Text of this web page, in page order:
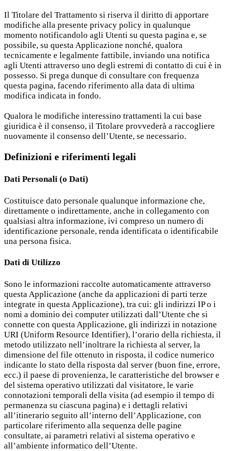
Il Titolare del Trattamento si riserva il diritto di apportare
modifiche alla presente privacy policy in qualunque
momento notificandolo agli Utenti su questa pagina e, se
possibile, su questa Applicazione nonché, qualora
tecnicamente e legalmente fattibile, inviando una notifica
agli Utenti attraverso uno degli estremi di contatto di cui è in
possesso. Si prega dunque di consultare con frequenza
questa pagina, facendo riferimento alla data di ultima
modifica indicata in fondo.
Qualora le modifiche interessino trattamenti la cui base
giuridica è il consenso, il Titolare provvederà a raccogliere
nuovamente il consenso dell’Utente, se necessario.
Definizioni e riferimenti legali
Dati Personali (o Dati)
Costituisce dato personale qualunque informazione che,
direttamente o indirettamente, anche in collegamento con
qualsiasi altra informazione, ivi compreso un numero di
identificazione personale, renda identificata o identificabile
una persona fisica.
Dati di Utilizzo
Sono le informazioni raccolte automaticamente attraverso
questa Applicazione (anche da applicazioni di parti terze
integrate in questa Applicazione), tra cui: gli indirizzi IP o i
nomi a dominio dei computer utilizzati dall’Utente che si
connette con questa Applicazione, gli indirizzi in notazione
URI (Uniform Resource Identifier), l’orario della richiesta, il
metodo utilizzato nell’inoltrare la richiesta al server, la
dimensione del file ottenuto in risposta, il codice numerico
indicante lo stato della risposta dal server (buon fine, errore,
ecc.) il paese di provenienza, le caratteristiche del browser e
del sistema operativo utilizzati dal visitatore, le varie
connotazioni temporali della visita (ad esempio il tempo di
permanenza su ciascuna pagina) e i dettagli relativi
all’itinerario seguito all’interno dell’Applicazione, con
particolare riferimento alla sequenza delle pagine
consultate, ai parametri relativi al sistema operativo e
all’ambiente informatico dell’Utente.